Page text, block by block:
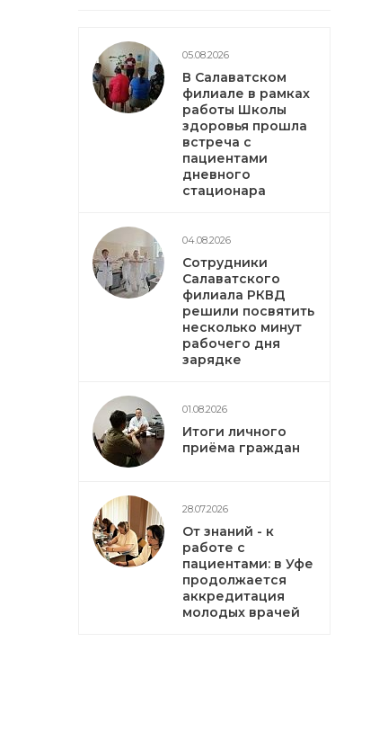
05.08.2026
В Салаватском
филиале в рамках
работы Школы
здоровья прошла
встреча с
пациентами
дневного
стационара
04.08.2026
Сотрудники
Салаватского
филиала РКВД
решили посвятить
несколько минут
рабочего дня
зарядке
01.08.2026
Итоги личного
приёма граждан
28.07.2026
От знаний - к
работе с
пациентами: в Уфе
продолжается
аккредитация
молодых врачей